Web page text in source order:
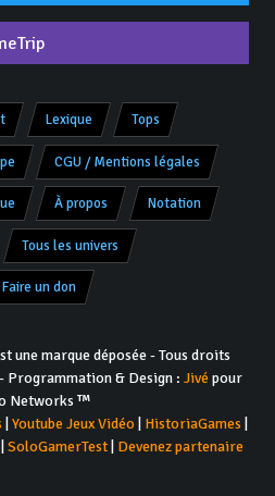
Lexique Tops
CGU / Mentions légales
À propos Notation
Tous les univers
Faire un don
une marque déposée - Tous droits
- Programmation & Design : Jivépour
Networks ™
Youtube Jeux Vidéo| HistoriaGames
SoloGamerTest| Devenez partenaire